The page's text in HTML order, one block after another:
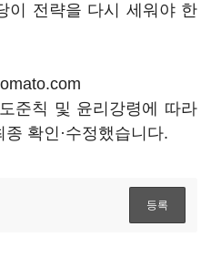
이 전략을 다시 세워야 한
준칙 및 윤리강령에 따라
확인·수정했습니다.